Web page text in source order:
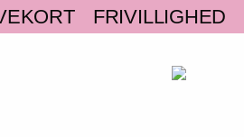
FRIVILLIGHED